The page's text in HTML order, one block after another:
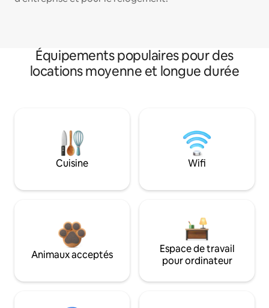
Équipements populaires pour des
locations moyenne et longue durée
Cuisine Wifi
Animaux acceptés
Espace de travail
pour ordinateur